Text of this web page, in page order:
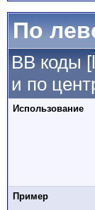
По
BB коды
и по
Использование
Пример